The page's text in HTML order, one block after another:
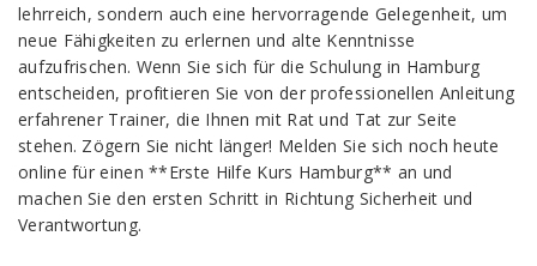
lehrreich, sondern auch eine hervorragende Gelegenheit, um
neue Fähigkeiten zu erlernen und alte Kenntnisse
aufzufrischen. Wenn Sie sich für die Schulung in Hamburg
entscheiden, profitieren Sie von der professionellen Anleitung
erfahrener Trainer, die Ihnen mit Rat und Tat zur Seite
stehen. Zögern Sie nicht länger! Melden Sie sich noch heute
online für einen **Erste Hilfe Kurs Hamburg** an und
machen Sie den ersten Schritt in Richtung Sicherheit und
Verantwortung.